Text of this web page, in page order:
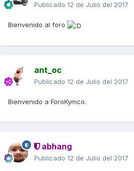
Publicado 12 de Julio del 2017
Bienvenido al foro
ant_oc
Publicado 12 de Julio del 2017
Bienvenido a ForoKymco.
abhang
Publicado 12 de Julio del 2017